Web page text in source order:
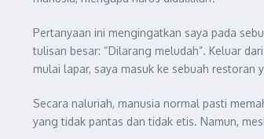
Pertanyaan ini mengingatkan saya pada
tulisan besar: “Dilarang meludah”. Keluar
mulai lapar, saya masuk ke sebuah restoran
Secara naluriah, manusia normal pasti
yang tidak pantas dan tidak etis. Namun,